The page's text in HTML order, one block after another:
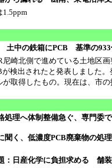
土中の鉄箱にPCB 基準の
崎北側で進めている土地区
検出されたと発表しました
が取得したもの。現在は、市
処理へ体制整備急ぐ、専門委
聞く、低濃度PCB廃棄物の処
：日産化学に負担求める 舗